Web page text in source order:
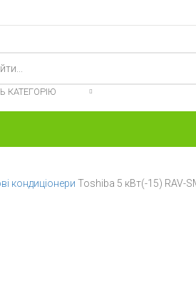
КАТЕГОРІЮ
кондиціонери Toshiba 5 кВт(-15) RAV-